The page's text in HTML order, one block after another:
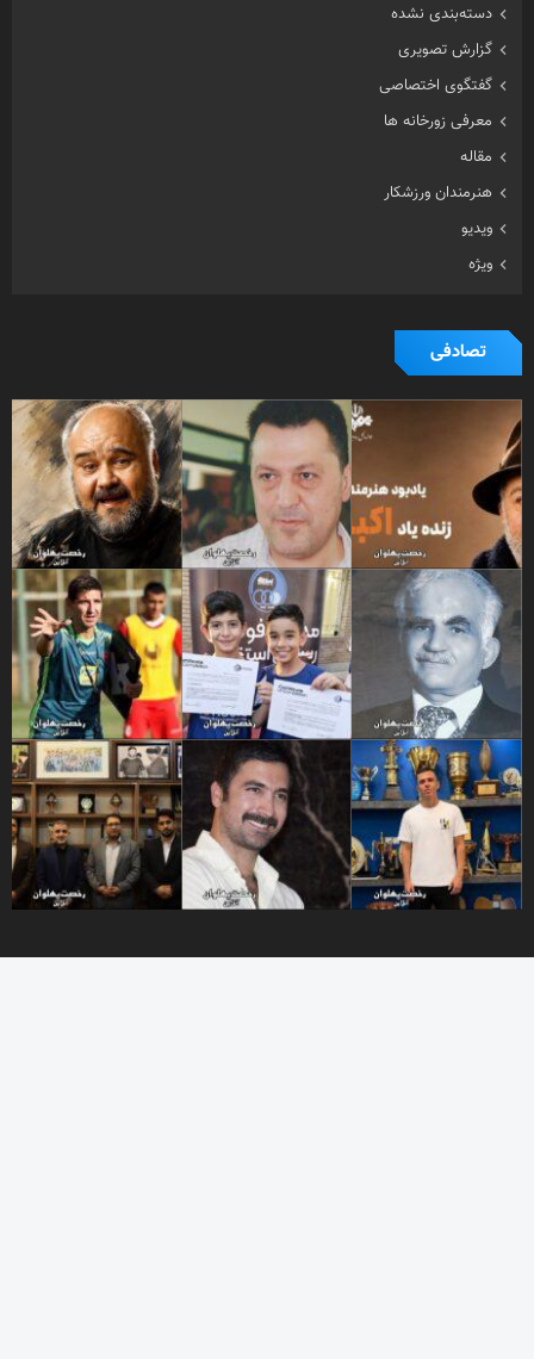
دسته‌بندی نشده
گزارش تصویری
گفتگوی اختصاصی
معرفی زورخانه ها
مقاله
هنرمندان ورزشکار
ویدیو
ویژه
تصادفی